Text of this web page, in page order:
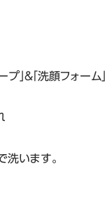
プ」＆「洗顔フォーム
います。